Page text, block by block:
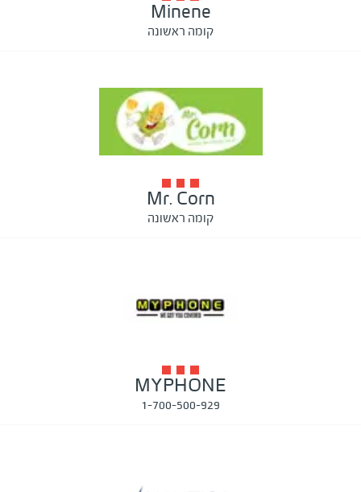
Minene
קומה ראשונה
Mr. Corn
קומה ראשונה
MYPHONE
1-700-500-929